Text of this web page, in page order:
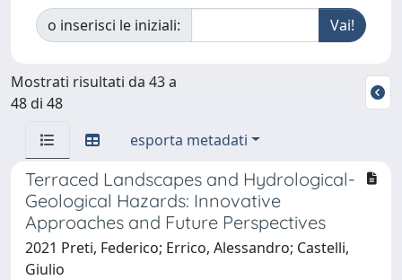
o inserisci le iniziali:
Mostrati risultati da 43 a
48 di 48
esporta metadati
Terraced Landscapes and Hydrological-
Geological Hazards: Innovative
Approaches and Future Perspectives
2021 Preti, Federico; Errico, Alessandro; Castelli,
Giulio